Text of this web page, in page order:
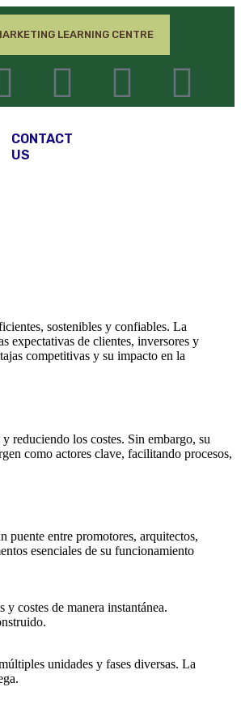
LEARNING CENTRE
CONTACT
US
sostenibles y confiables. La
expectativas de clientes, inversores y
competitivas y su impacto en la
reduciendo los costes. Sin embargo, su
como actores clave, facilitando procesos,
entre promotores, arquitectos,
esenciales de su funcionamiento
costes de manera instantánea.
unidades y fases diversas. La